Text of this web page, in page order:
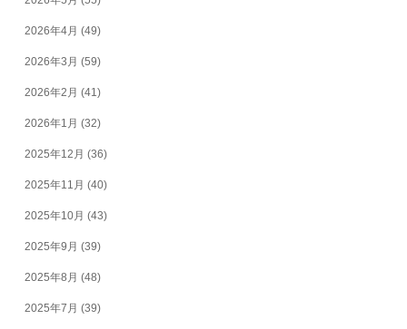
2026年4月 (49)
2026年3月 (59)
2026年2月 (41)
2026年1月 (32)
2025年12月 (36)
2025年11月 (40)
2025年10月 (43)
2025年9月 (39)
2025年8月 (48)
2025年7月 (39)